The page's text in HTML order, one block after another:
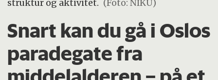
struktur og aktivitet. (Foto: NIKU)
Snart kan du gå i Oslos
paradegate fra